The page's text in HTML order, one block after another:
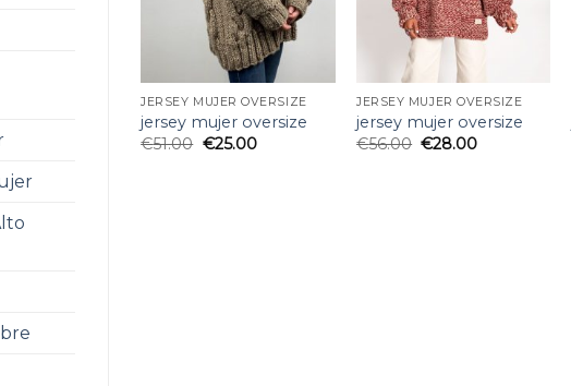
JERSEY MUJER OVERSIZE
jersey mujer oversize
€51.00 €25.00
JERSEY MUJER OVERSIZE
jersey mujer oversize
€56.00 €28.00